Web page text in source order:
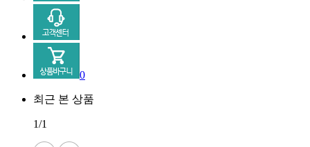
0
최근 본 상품
1/1